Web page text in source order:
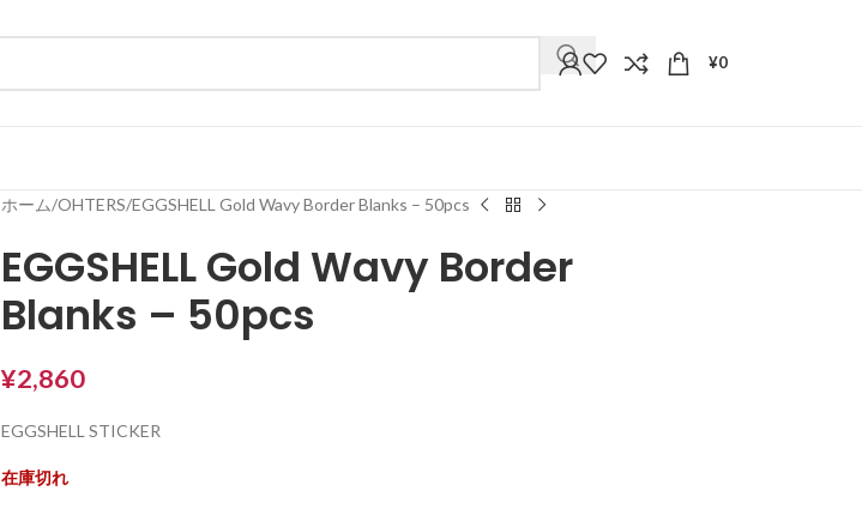
¥0
ホーム OHTERS EGGSHELL Gold Wavy Border Blanks – 50pcs
EGGSHELL Gold Wavy Border
Blanks – 50pcs
¥2,860
EGGSHELL STICKER
在庫切れ